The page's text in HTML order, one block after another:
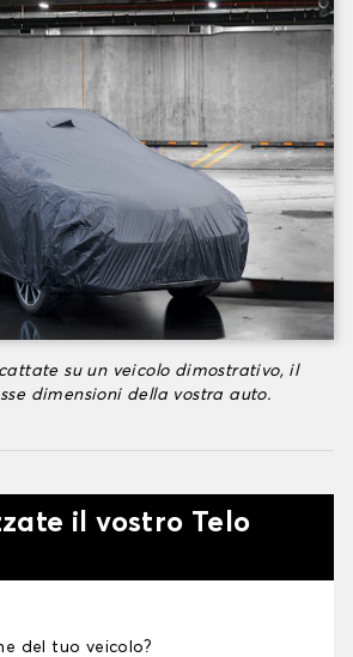
su un veicolo dimostrativo, il
dimensioni della vostra auto.
il vostro Telo
del tuo veicolo?